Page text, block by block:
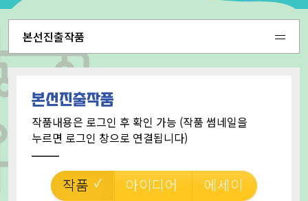
본선진출작품
본선진출작품
작품내용은 로그인 후 확인 가능 (작품 썸네일을
누르면 로그인 창으로 연결됩니다)
작품 아이디어 에세이